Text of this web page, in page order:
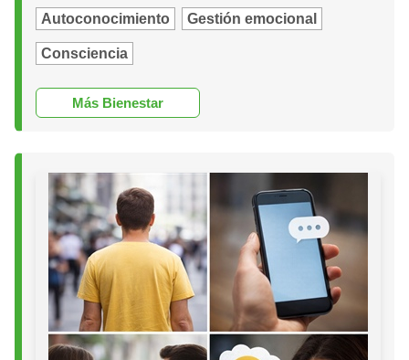
Autoconocimiento Gestión emocional
Consciencia
Más Bienestar